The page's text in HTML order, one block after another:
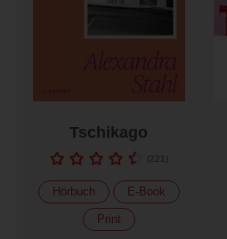
Tschikago
(221
Hörbuch E-Book
Print